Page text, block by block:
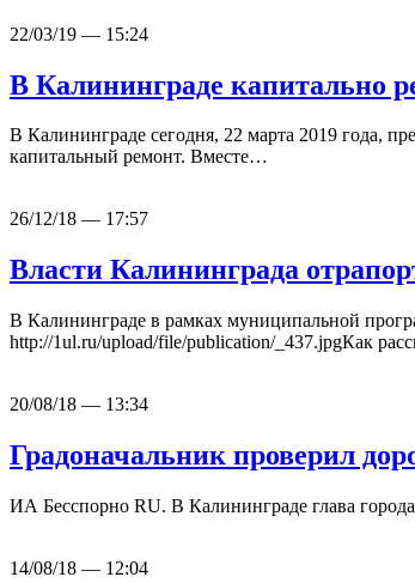
22/03/19 — 15:24
В Калининграде капитально
В Калининграде сегодня, 22 марта 2019 года,
капитальный ремонт. Вместе…
26/12/18 — 17:57
Власти Калининграда
В Калининграде в рамках муниципальной
http://1ul.ru/upload/file/publication/_437.jpgКак
20/08/18 — 13:34
Градоначальник проверил
ИА Бесспорно RU. В Калининграде глава
14/08/18 — 12:04